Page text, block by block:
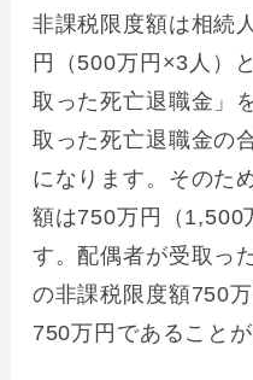
非課税限度額は相続
円（500万円×3人）
取った死亡退職金」
取った死亡退職金の
になります。そのた
額は750万円（1,500
す。配偶者が受取っ
の非課税限度額750
750万円であることが